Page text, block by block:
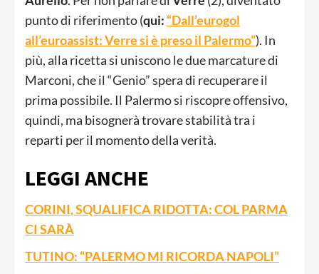
punto di riferimento (qui: “Dall’eurogol
all’euroassist: Verre si è preso il Palermo”). In
più, alla ricetta si uniscono le due marcature di
Marconi, che il “Genio” spera di recuperare il
prima possibile. Il Palermo si riscopre offensivo,
quindi, ma bisognerà trovare stabilità tra i
reparti per il momento della verità.
LEGGI ANCHE
CORINI, SQUALIFICA RIDOTTA: COL PARMA
CI SARÀ
TUTINO: “PALERMO MI RICORDA NAPOLI”